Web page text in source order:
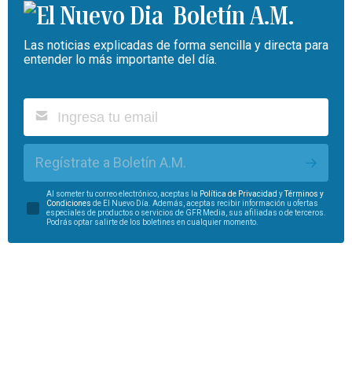
Boletín A.M.
Las noticias explicadas de forma sencilla y directa para
entender lo más importante del día.
Regístrate a Boletín A.M.
Al someter tu correo electrónico, aceptas la Política de Privacidad y
Términos y
Condiciones de El Nuevo Día. Además, aceptas recibir información u ofertas
especiales de productos o servicios de GFR Media, sus afiliadas o de terceros.
Podrás optar salirte de los boletines en cualquier momento.